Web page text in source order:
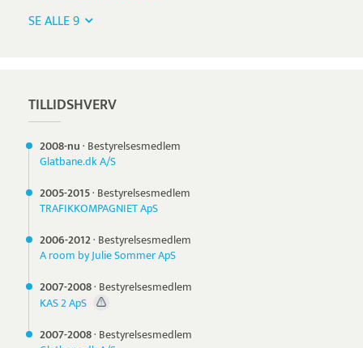
SE ALLE 9
TILLIDSHVERV
2008-nu· Bestyrelsesmedlem
Glatbane.dk A/S
2005-2015· Bestyrelsesmedlem
TRAFIKKOMPAGNIET ApS
2006-2012· Bestyrelsesmedlem
A room by Julie Sommer ApS
2007-2008· Bestyrelsesmedlem
KAS 2 ApS
2007-2008· Bestyrelsesmedlem